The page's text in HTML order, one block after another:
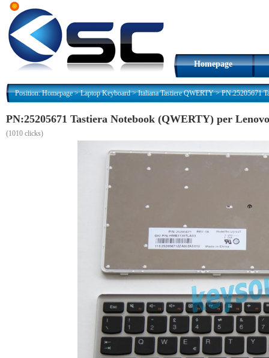
Homepage
Position:Homepage>Laptop Keyboard>Italiana Tastiere QWERTY>PN:25205671
PN:25205671 Tastiera Notebook (QWERTY) per
(1010 clicks)